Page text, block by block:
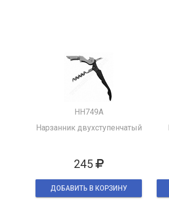
HH749A
Нарзанник двухступенчатый
245
ДОБАВИТЬ В КОРЗИНУ